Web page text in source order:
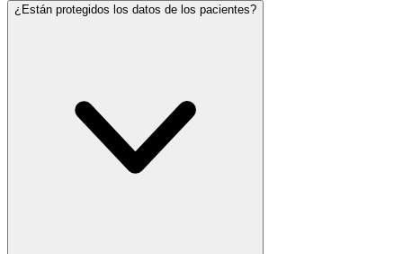
¿Están protegidos los datos de los pacientes?